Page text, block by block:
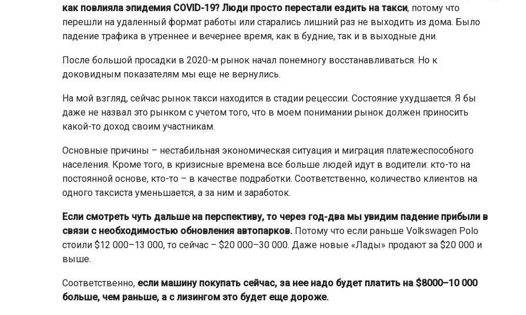
как повлияла эпидемия COVID-19? Люди просто перестали ездить на такси, потому что
перешли на удаленный формат работы или старались лишний раз не выходить из дома. Было
падение трафика в утреннее и вечернее время, как в будние, так и в выходные дни.
После большой просадки в 2020-м рынок начал понемногу восстанавливаться. Но к
доковидным показателям мы еще не вернулись.
На мой взгляд, сейчас рынок такси находится в стадии рецессии. Состояние ухудшается. Я бы
даже не назвал это рынком с учетом того, что в моем понимании рынок должен приносить
какой-то доход своим участникам.
Основные причины – нестабильная экономическая ситуация и миграция платежеспособного
населения. Кроме того, в кризисные времена все больше людей идут в водители: кто-то на
постоянной основе, кто-то – в качестве подработки. Соответственно, количество клиентов на
одного таксиста уменьшается, а за ним и заработок.
Если смотреть чуть дальше на перспективу, то через год-два мы увидим падение прибыли в
связи с необходимостью обновления автопарков. Потому что если раньше Volkswagen Polo
стоили $12 000–13 000, то сейчас – $20 000–30 000. Даже новые «Лады» продают за $20 000 и
выше.
Соответственно, если машину покупать сейчас, за нее надо будет платить на $8000–10 000
больше, чем раньше, а с лизингом это будет еще дороже.